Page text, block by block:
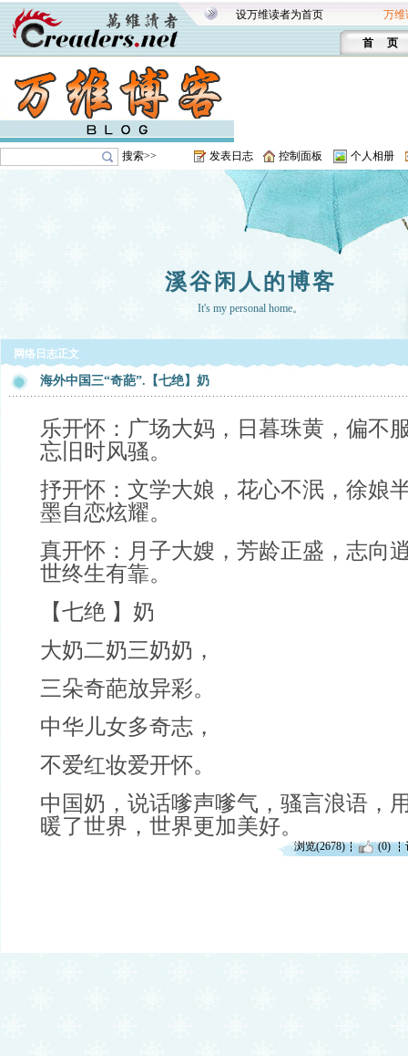
设万维读者为首页 万维
首 页
搜索>> 发表日志 控制面板 个人相册
溪谷闲人的博客
It's my personal home。
网络日志正文
海外中国三“奇葩”.【七绝】奶
乐开怀： 广场大妈，日暮珠黄，偏不
忘旧时风骚。
抒开怀： 文学大娘， 花心不泯， 徐娘
墨自恋炫耀。
真开怀： 月子大嫂，芳龄正盛，志向
世终生有靠。
【七绝 】奶
大奶二奶三奶奶，
三朵奇葩放异彩。
中华儿女多奇志，
不爱红妆爱开怀。
中国奶，说话嗲声嗲气，骚言浪语，
暖了世界，世界更加美好。
浏览(2678) (0)